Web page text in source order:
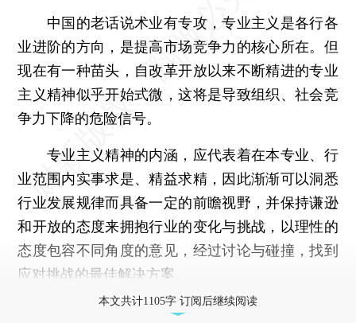
中国的老话说术业有专攻，专业主义是各行各
业进阶的方向，是提高市场竞争力的核心所在。但
现在有一种苗头，自改革开放以来不断精进的专业
主义精神似乎开始式微，这将是导致组织、社会竞
争力下降的危险信号。
专业主义精神的内涵，应代表着在本专业、行
业范围内实事求是、精益求精，因此渐渐可以洞悉
行业发展规律而具备一定的前瞻视野，并保持谦逊
和开放的态度来拥抱行业的变化与挑战，以理性的
态度包容不同角度的意见，经过讨论与碰撞，找到
应对挑战的最佳解决方案。
本文共计1105字 订阅后继续阅读